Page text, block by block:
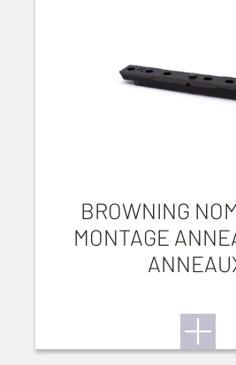
BROWNING
MONTAGE